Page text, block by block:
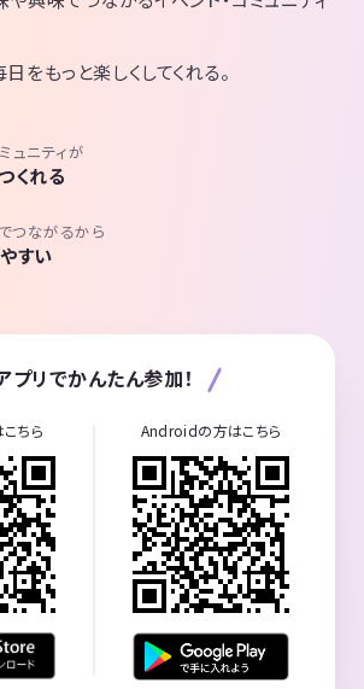
をもっと楽しくしてくれる。
ュニティが
くれる
つながるから
すい
プリでかんたん参加！
ちら Androidの方はこちら